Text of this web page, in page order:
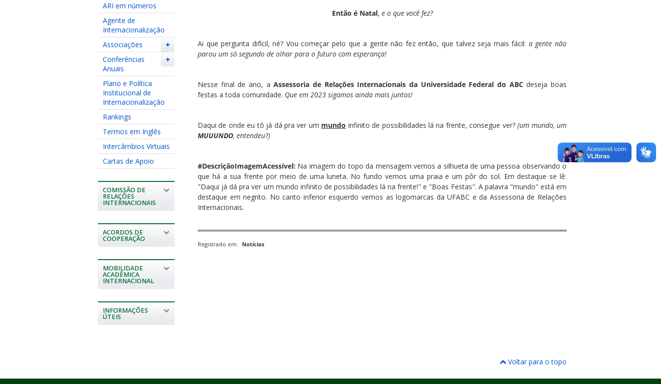
ARI em números
Agente de
Internacionalização
+
Associações
+
Conferências
Anuais
Plano e Política
Institucional de
Internacionalização
Rankings
Termos em Inglês
Intercâmbios Virtuais
Cartas de Apoio
COMISSÃO DE
RELAÇÕES
INTERNACIONAIS
ACORDOS DE
COOPERAÇÃO
MOBILIDADE
ACADÊMICA
INTERNACIONAL
INFORMAÇÕES
ÚTEIS
Então é Natal, e o que você fez?
Ai que pergunta difícil, né? Vou começar pelo que a gente não fez então, que talvez seja mais fácil: a gente não
parou um só segundo de olhar para o futuro com esperança!
Nesse final de ano, aAssessoria de Relações Internacionais da Universidade Federal do ABCdeseja boas
festas a toda comunidade. Que em 2023 sigamos ainda mais juntos!
Daqui de onde eu tô já dá pra ver um mundo infinito de possibilidades lá na frente, consegue ver?(um mundo, um
MUUUNDO, entendeu?)
#DescriçãoImagemAcessível: Na imagem do topo da mensagem vemos a silhueta de uma pessoa observando o
que há a sua frente por meio de uma luneta. No fundo vemos uma praia e um pôr do sol. Em destaque se lê:
"Daqui já dá pra ver um mundo infinito de possibilidades lá na frente!" e "Boas Festas". A palavra "mundo" está em
destaque em negrito. No canto inferior esquerdo vemos as logomarcas da UFABC e da Assessoria de Relações
Internacionais.
Registrado em: Notícias
Voltar para o topo